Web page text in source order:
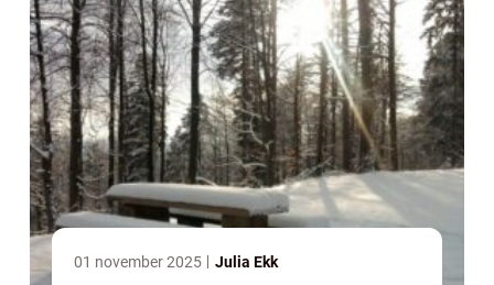
01 november 2025 Julia Ekk